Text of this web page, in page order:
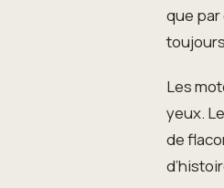
que par
Les
yeux.
de